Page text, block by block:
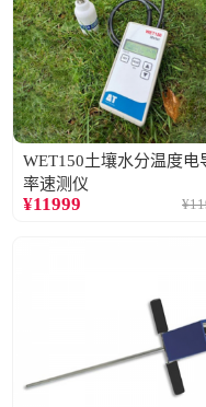
WET150土壤水分温度电
率速测仪
¥11999 ¥